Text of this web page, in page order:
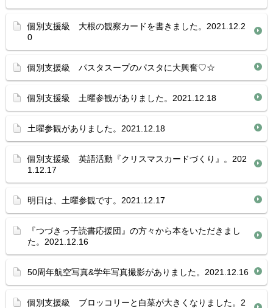
個別支援級 大根の観察カードを書きました。2021.12.2
0
個別支援級 パスタスープのパスタに大興奮♡☆
個別支援級 土曜参観がありました。2021.12.18
土曜参観がありました。2021.12.18
個別支援級 英語活動『クリスマスカードづくり』。202
1.12.17
明日は、土曜参観です。2021.12.17
『つづきっ子読書応援団』の方々から本をいただきまし
た。2021.12.16
50周年航空写真&学年写真撮影がありました。2021.12.16
個別支援級 ブロッコリーと白菜が大きくなりました。2